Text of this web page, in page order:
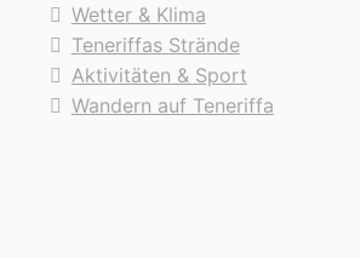
Wetter & Klima
Teneriffas Strände
Aktivitäten & Sport
Wandern auf Teneriffa